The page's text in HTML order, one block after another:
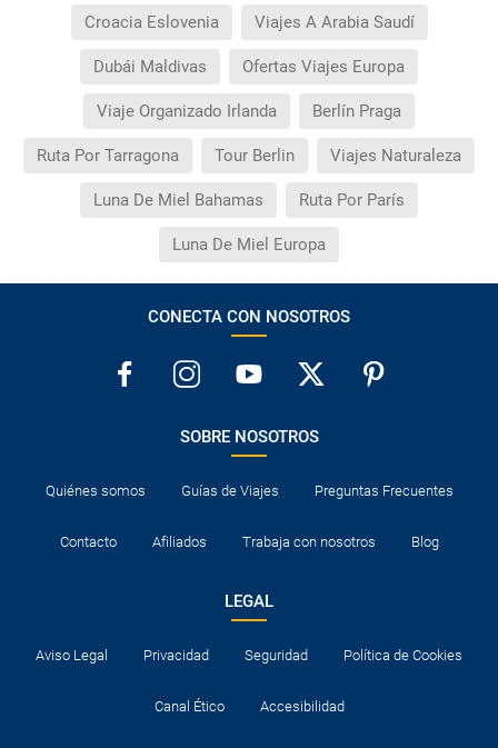
Croacia Eslovenia Viajes A Arabia Saudí
Dubái Maldivas Ofertas Viajes Europa
Viaje Organizado Irlanda Berlín Praga
Ruta Por Tarragona Tour Berlin Viajes Naturaleza
Luna De Miel Bahamas Ruta Por París
Luna De Miel Europa
CONECTA CON NOSOTROS
SOBRE NOSOTROS
Quiénes somos Guías de Viajes Preguntas Frecuentes
Contacto Afiliados Trabaja con nosotros Blog
LEGAL
Aviso Legal Privacidad Seguridad Política de Cookies
Canal Ético Accesibilidad